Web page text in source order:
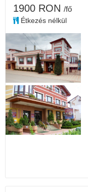
1900 RON /fő
Étkezés nélkül